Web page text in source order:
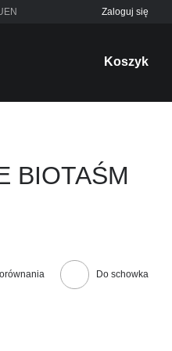
EN Zaloguj się
Koszyk
BIOTAŚM
Do schowka